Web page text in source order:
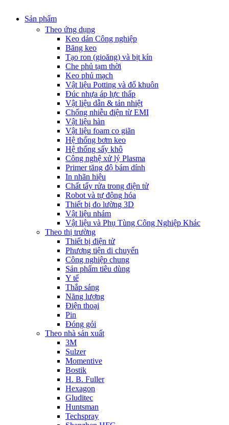
Sản phẩm
Theo ứng dụng
Keo dán Công nghiệp
Băng keo
Tạo ron (gioăng) và bịt kín
Che phủ tạm thời
Keo phủ mạch
Vật liệu Potting và đổ khuôn
Đúc nhựa áp lực thấp
Vật liệu dẫn & tản nhiệt
Chống nhiễu điện từ EMI
Vật liệu hàn
Vật liệu foam co giãn
Hệ thống bơm keo
Hệ thống sấy khô
Công nghệ xử lý Plasma
Primer tăng độ bám dính
In nhãn hiệu
Chất tẩy rửa trong điện tử
Robot và tự động hóa
Thiết bị đo lường 3D
Vật liệu nhám
Vật liệu và Phụ Tùng Công Nghiệp Khác
Theo thị trường
Thiết bị điện tử
Phương tiện di chuyển
Công nghiệp chung
Sản phẩm tiêu dùng
Y tế
Thắp sáng
Năng lượng
Điện thoại
Pin
Đóng gói
Theo nhà sản xuất
3M
Sulzer
Momentive
Bostik
H. B. Fuller
Hexagon
Gluditec
Huntsman
Techspray